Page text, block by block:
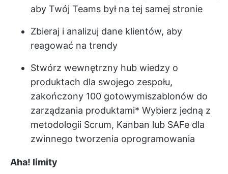
aby Twój Teams był na tej samej stronie
Zbieraj i analizuj dane klientów, aby
reagować na trendy
Stwórz wewnętrzny hub wiedzy o
produktach dla swojego zespołu,
zakończony 100 gotowymiszablonów do
zarządzania produktami* Wybierz jedną z
metodologii Scrum, Kanban lub SAFe dla
zwinnego tworzenia oprogramowania
Aha! limity